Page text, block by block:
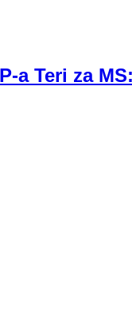
a Teri za